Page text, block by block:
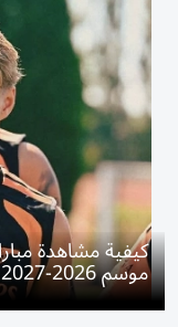
كيفية مشاهدة
موسم 2026-2027